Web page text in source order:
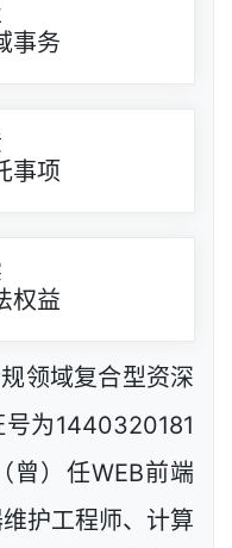
事务
事项
权益
领域复合型资深
为1440320181
曾）任WEB前端
护工程师、计算